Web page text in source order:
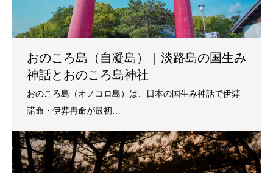
おのころ島（自凝島）｜淡路島の国生み
神話とおのころ島神社